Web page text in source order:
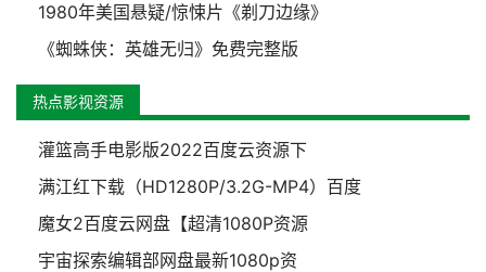
1980年美国悬疑/惊悚片《剃刀边缘》
《蜘蛛侠：英雄无归》免费完整版
热点影视资源
灌篮高手电影版2022百度云资源下
满江红下载（HD1280P/3.2G-MP4）百度
魔女2百度云网盘【超清1080P资源
宇宙探索编辑部网盘最新1080p资